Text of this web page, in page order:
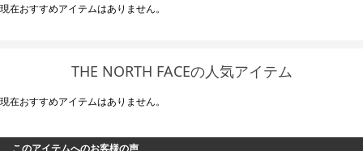
現在おすすめアイテムはありません。
THE NORTH FACEの人気アイテム
現在おすすめアイテムはありません。
このアイテムへのお客様の声